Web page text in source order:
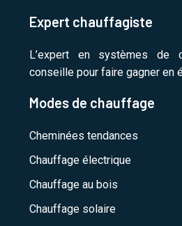
Expert chauffagiste
L’expert en systèmes de
conseille pour faire gagner en
Modes de chauffage
Cheminées tendances
Chauffage électrique
Chauffage au bois
Chauffage solaire